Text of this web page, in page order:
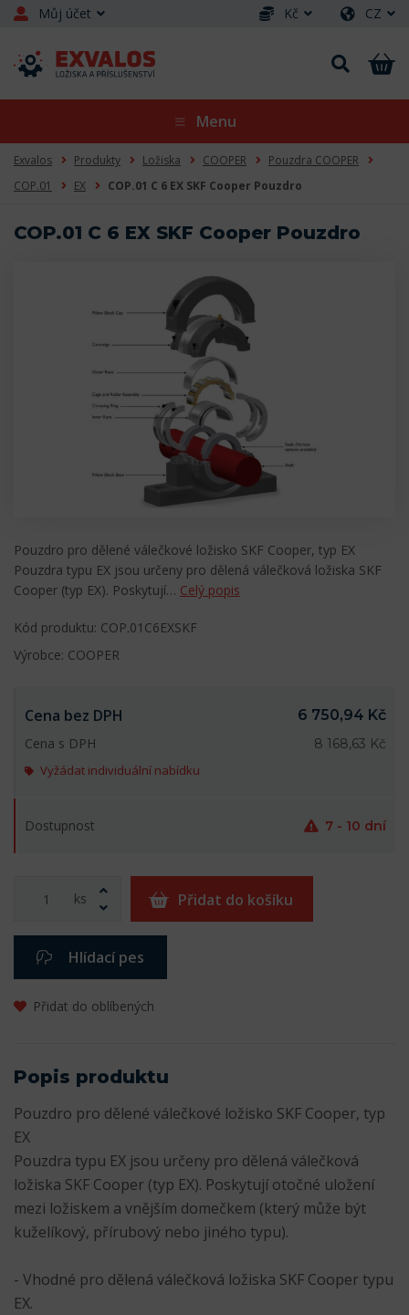
Můj účet Kč CZ
Menu
Exvalos Produkty Ložiska COOPER
Pouzdra COOPER
COP.01
EX COP.01 C 6 EX SKF Cooper Pouzdro
COP.01 C 6 EX SKF Cooper Pouzdro
Pouzdro pro dělené válečkové ložisko SKF Cooper, typ EX
Pouzdra typu EX jsou určeny pro dělená válečková ložiska SKF
Cooper (typ EX). Poskytují… Celý popis
Kód produktu: COP.01C6EXSKF
Výrobce: COOPER
Cena bez DPH
6 750,94 Kč
Cena s DPH
8 168,63 Kč
Vyžádat individuální nabídku
Dostupnost 7 - 10 dní
ks Přidat do košíku
Hlídací pes
Přidat do oblíbených
Popis produktu
Pouzdro pro dělené válečkové ložisko SKF Cooper, typ
EX
Pouzdra typu EX jsou určeny pro dělená válečková
ložiska SKF Cooper (typ EX). Poskytují otočné uložení
mezi ložiskem a vnějším domečkem (který může být
kuželíkový, přírubový nebo jiného typu).
- Vhodné pro dělená válečková ložiska SKF Cooper typu
EX.